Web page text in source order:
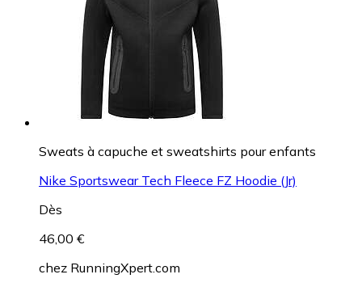
Sweats à capuche et sweatshirts pour enfants
Nike Sportswear Tech Fleece FZ Hoodie (Jr)
Dès
46,00 €
chez RunningXpert.com